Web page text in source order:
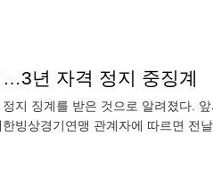
…3년 자격 정지 중징계
지 징계를 받은 것으로 알려졌다.
빙상경기연맹 관계자에 따르면 전날